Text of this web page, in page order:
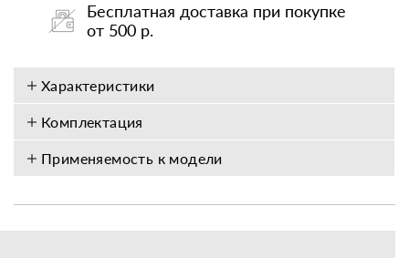
Бесплатная доставка при покупке
от 500 р.
Характеристики
Комплектация
Применяемость к модели